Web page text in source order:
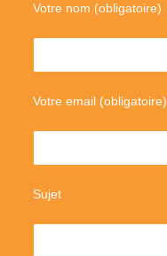
Votre nom (obligatoire)
Votre email (obligatoire)
Sujet